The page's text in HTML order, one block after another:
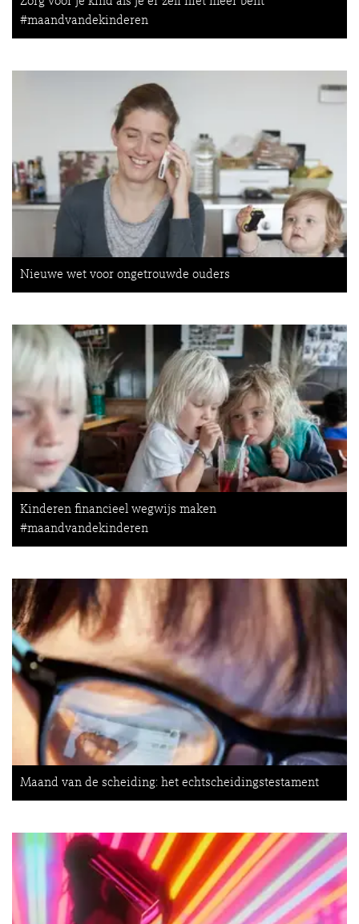
#maandvandekinderen
Nieuwe wet voor ongetrouwde ouders
Kinderen financieel wegwijs maken
#maandvandekinderen
Maand van de scheiding: het echtscheidingstestament